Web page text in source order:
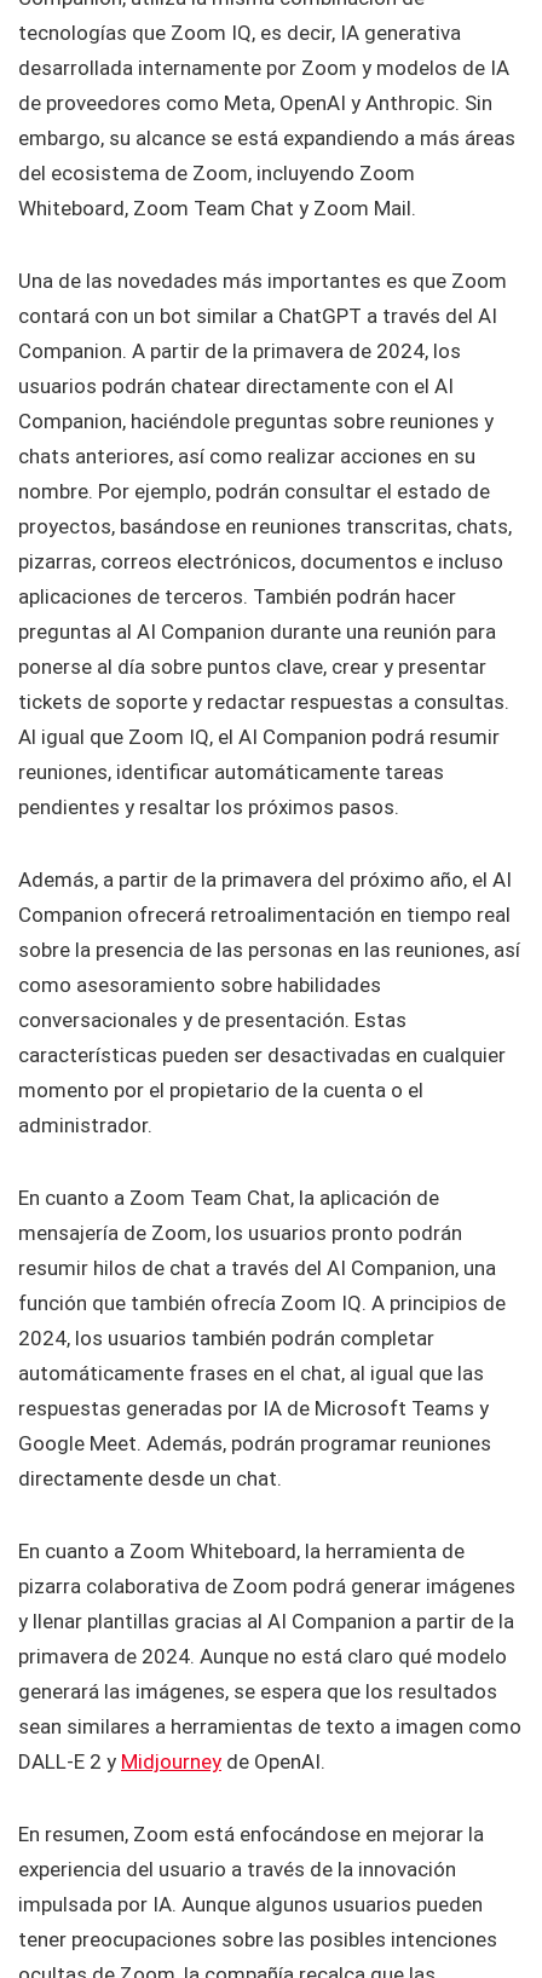
tecnologías que Zoom IQ, es decir, IA generativa
desarrollada internamente por Zoom y modelos de IA
de proveedores como Meta, OpenAI y Anthropic. Sin
embargo, su alcance se está expandiendo a más áreas
del ecosistema de Zoom, incluyendo Zoom
Whiteboard, Zoom Team Chat y Zoom Mail.
Una de las novedades más importantes es que Zoom
contará con un bot similar a ChatGPT a través del AI
Companion. A partir de la primavera de 2024, los
usuarios podrán chatear directamente con el AI
Companion, haciéndole preguntas sobre reuniones y
chats anteriores, así como realizar acciones en su
nombre. Por ejemplo, podrán consultar el estado de
proyectos, basándose en reuniones transcritas, chats,
pizarras, correos electrónicos, documentos e incluso
aplicaciones de terceros. También podrán hacer
preguntas al AI Companion durante una reunión para
ponerse al día sobre puntos clave, crear y presentar
tickets de soporte y redactar respuestas a consultas.
Al igual que Zoom IQ, el AI Companion podrá resumir
reuniones, identificar automáticamente tareas
pendientes y resaltar los próximos pasos.
Además, a partir de la primavera del próximo año, el AI
Companion ofrecerá retroalimentación en tiempo real
sobre la presencia de las personas en las reuniones, así
como asesoramiento sobre habilidades
conversacionales y de presentación. Estas
características pueden ser desactivadas en cualquier
momento por el propietario de la cuenta o el
administrador.
En cuanto a Zoom Team Chat, la aplicación de
mensajería de Zoom, los usuarios pronto podrán
resumir hilos de chat a través del AI Companion, una
función que también ofrecía Zoom IQ. A principios de
2024, los usuarios también podrán completar
automáticamente frases en el chat, al igual que las
respuestas generadas por IA de Microsoft Teams y
Google Meet. Además, podrán programar reuniones
directamente desde un chat.
En cuanto a Zoom Whiteboard, la herramienta de
pizarra colaborativa de Zoom podrá generar imágenes
y llenar plantillas gracias al AI Companion a partir de la
primavera de 2024. Aunque no está claro qué modelo
generará las imágenes, se espera que los resultados
sean similares a herramientas de texto a imagen como
DALL-E 2 y Midjourney de OpenAI.
En resumen, Zoom está enfocándose en mejorar la
experiencia del usuario a través de la innovación
impulsada por IA. Aunque algunos usuarios pueden
tener preocupaciones sobre las posibles intenciones